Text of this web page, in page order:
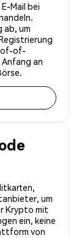
Mail bei
ab, um
of-
an
um
Krypto mit
ein, keine
von